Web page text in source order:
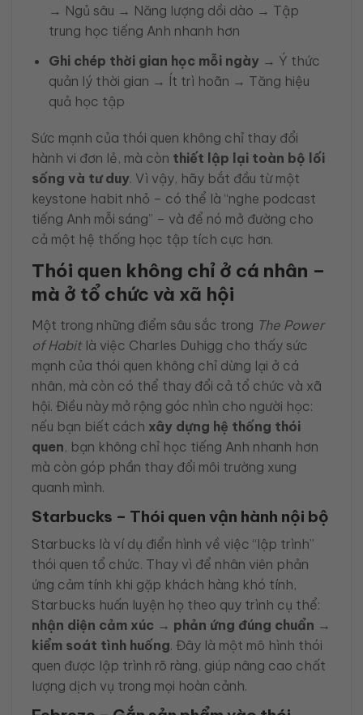
→ Ngủ sâu → Năng lượng dồi dào → Tập
trung học tiếng Anh nhanh hơn
Ghi chép thời gian học mỗi ngày → Ý thức
quản lý thời gian → Ít trì hoãn → Tăng hiệu
quả học tập
Sức mạnh của thói quen không chỉ thay đổi
hành vi đơn lẻ, mà còn thiết lập lại toàn bộ lối
sống và tư duy. Vì vậy, hãy bắt đầu từ một
keystone habit nhỏ – có thể là “nghe podcast
tiếng Anh mỗi sáng” – và để nó mở đường cho
cả một hệ thống học tập tích cực hơn.
Thói quen không chỉ ở cá nhân –
mà ở tổ chức và xã hội
Một trong những điểm sâu sắc trong The Power
of Habit là việc Charles Duhigg cho thấy sức
mạnh của thói quen không chỉ dừng lại ở cá
nhân, mà còn có thể thay đổi cả tổ chức và xã
hội. Điều này mở rộng góc nhìn cho người học:
nếu bạn biết cách xây dựng hệ thống thói
quen, bạn không chỉ học tiếng Anh nhanh hơn
mà còn góp phần thay đổi môi trường xung
quanh mình.
Starbucks – Thói quen vận hành nội bộ
Starbucks là ví dụ điển hình về việc “lập trình”
thói quen tổ chức. Thay vì để nhân viên phản
ứng cảm tính khi gặp khách hàng khó tính,
Starbucks huấn luyện họ theo quy trình cụ thể:
nhận diện cảm xúc → phản ứng đúng chuẩn →
kiểm soát tình huống. Đây là một mô hình thói
quen được lập trình rõ ràng, giúp nâng cao chất
lượng dịch vụ trong mọi hoàn cảnh.